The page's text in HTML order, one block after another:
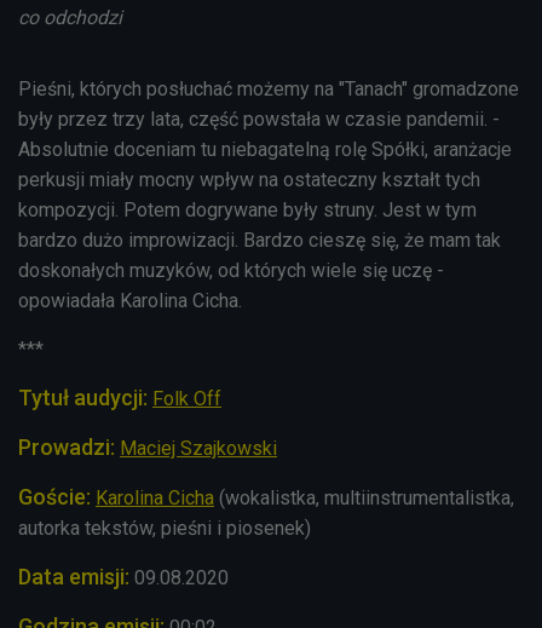
co odchodzi
Pieśni, których posłuchać możemy na "Tanach" gromadzone
były przez trzy lata, część powstała w czasie pandemii. -
Absolutnie doceniam tu niebagatelną rolę Spółki, aranżacje
perkusji miały mocny wpływ na ostateczny kształt tych
kompozycji. Potem dogrywane były struny. Jest w tym
bardzo dużo improwizacji. Bardzo cieszę się, że mam tak
doskonałych muzyków, od których wiele się uczę -
opowiadała Karolina Cicha.
***
Tytuł audycji: Folk Off
Prowadzi: Maciej Szajkowski
Goście: Karolina Cicha (wokalistka, multiinstrumentalistka,
autorka tekstów, pieśni i piosenek)
Data emisji: 09.08.2020